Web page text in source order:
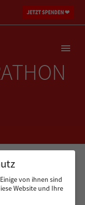
von ihnen sind
Website und Ihre